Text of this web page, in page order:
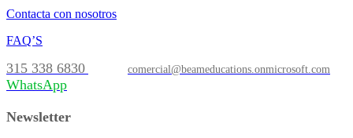
Contacta con nosotros
FAQ’S
315 338 6830 comercial@beameducations.onmicrosoft.com
WhatsApp
Newsletter